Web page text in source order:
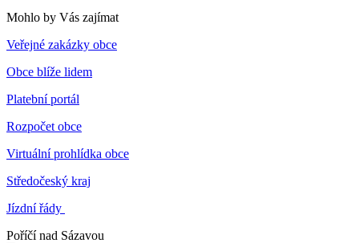
Mohlo by Vás zajímat
Veřejné zakázky obce
Obce blíže lidem
Platební portál
Rozpočet obce
Virtuální prohlídka obce
Středočeský kraj
Jízdní řády
Poříčí nad Sázavou